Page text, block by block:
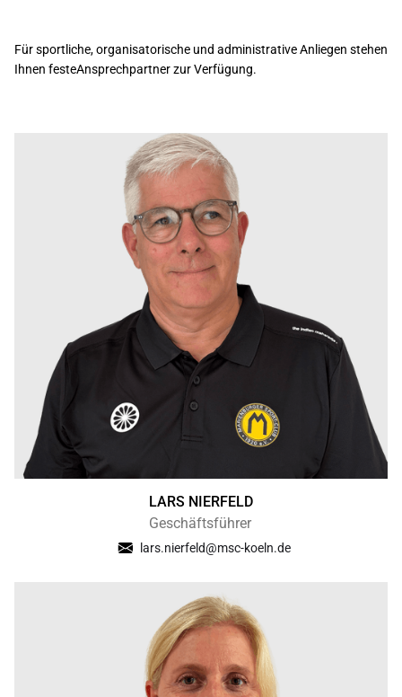
Für sportliche, organisatorische und administrative Anliegen stehen
Ihnen festeAnsprechpartner zur Verfügung.
LARS NIERFELD
Geschäftsführer
lars.nierfeld@msc-koeln.de